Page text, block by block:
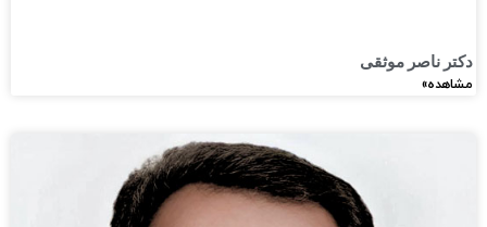
دکتر ناصر موثقی​
مشاهده»